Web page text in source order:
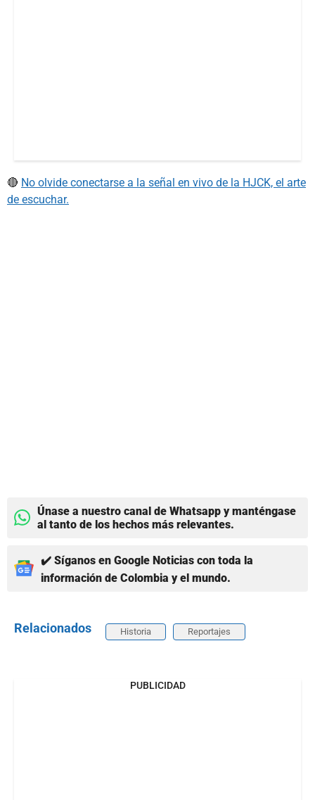
🔴 No olvide conectarse a la señal en vivo de la HJCK, el arte
de escuchar.
Únase a nuestro canal de Whatsapp y manténgase
al tanto de los hechos más relevantes.
✔️ Síganos en Google Noticias con toda la
información de Colombia y el mundo.
Relacionados Historia Reportajes
PUBLICIDAD